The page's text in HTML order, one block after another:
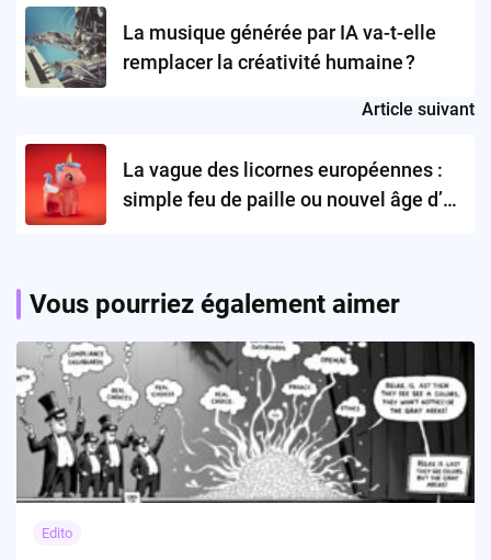
navigationLa musique générée par IA va-t-elle
remplacer la créativité humaine ?
Article suivant
La vague des licornes européennes :
simple feu de paille ou nouvel âge d’or
Vous pourriez également aimer
Edito